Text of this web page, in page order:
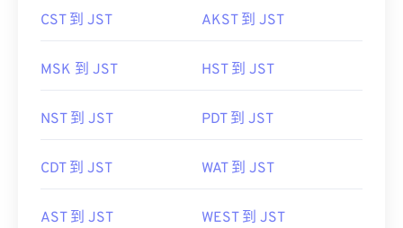
CST 到 JST AKST 到 JST
MSK 到 JST HST 到 JST
NST 到 JST PDT 到 JST
CDT 到 JST WAT 到 JST
AST 到 JST WEST 到 JST